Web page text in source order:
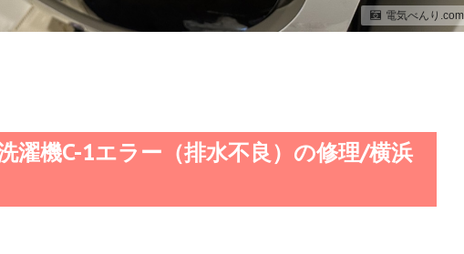
電気べんり.com
濯機C-1エラー（排水不良）の修理/横浜